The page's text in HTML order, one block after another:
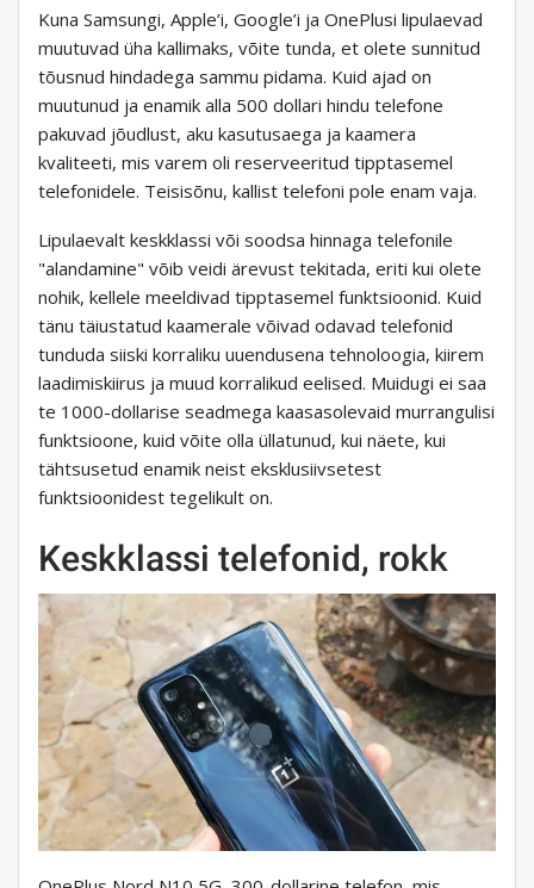
Kuna Samsungi, Apple’i, Google’i ja OnePlusi lipulaevad
muutuvad üha kallimaks, võite tunda, et olete sunnitud
tõusnud hindadega sammu pidama. Kuid ajad on
muutunud ja enamik alla 500 dollari hindu telefone
pakuvad jõudlust, aku kasutusaega ja kaamera
kvaliteeti, mis varem oli reserveeritud tipptasemel
telefonidele. Teisisõnu, kallist telefoni pole enam vaja.
Lipulaevalt keskklassi või soodsa hinnaga telefonile
"alandamine" võib veidi ärevust tekitada, eriti kui olete
nohik, kellele meeldivad tipptasemel funktsioonid. Kuid
tänu täiustatud kaamerale võivad odavad telefonid
tunduda siiski korraliku uuendusena tehnoloogia, kiirem
laadimiskiirus ja muud korralikud eelised. Muidugi ei saa
te 1000-dollarise seadmega kaasasolevaid murrangulisi
funktsioone, kuid võite olla üllatunud, kui näete, kui
tähtsusetud enamik neist eksklusiivsetest
funktsioonidest tegelikult on.
Keskklassi telefonid, rokk